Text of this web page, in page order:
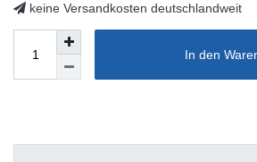
keine Versandkosten deutschlandweit
In den